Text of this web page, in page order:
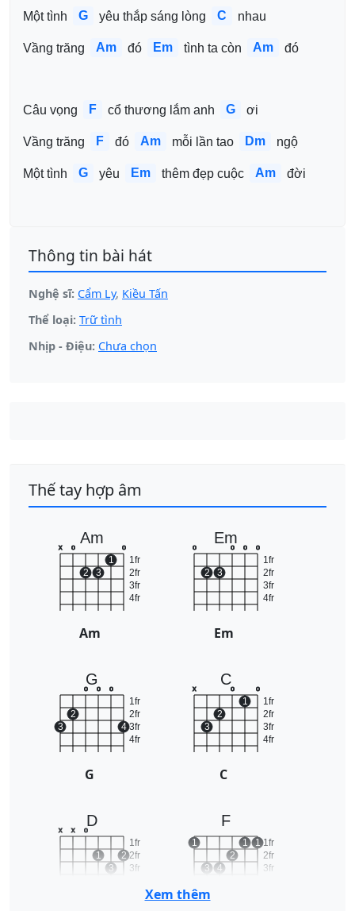
Một tình G yêu thắp sáng lòng C nhau
Vầng trăng Am đó Em tình ta còn Am đó
Câu vọng F cổ thương lắm anh G ơi
Vầng trăng F đó Am mỗi lần tao Dm ngộ
Một tình G yêu Em thêm đẹp cuộc Am đời
Thông tin bài hát
Nghệ sĩ: Cẩm Ly, Kiều Tấn
Thể loại: Trữ tình
Nhịp - Điệu: Chưa chọn
Thế tay hợp âm
Am
1fr
2fr
3fr
4fr
x o
2 3
1
o
Am
Em
1fr
2fr
3fr
4fr
o
2 3
o o o
Em
G
1fr
2fr
3fr
4fr
3
2
o o o
4
G
C
1fr
2fr
3fr
4fr
x
3
2
o
1
o
C
D
1fr
2fr
3fr
x x o
1
3
2
F
1fr
2fr
3fr
1
3 4
2
1 1
Xem thêm